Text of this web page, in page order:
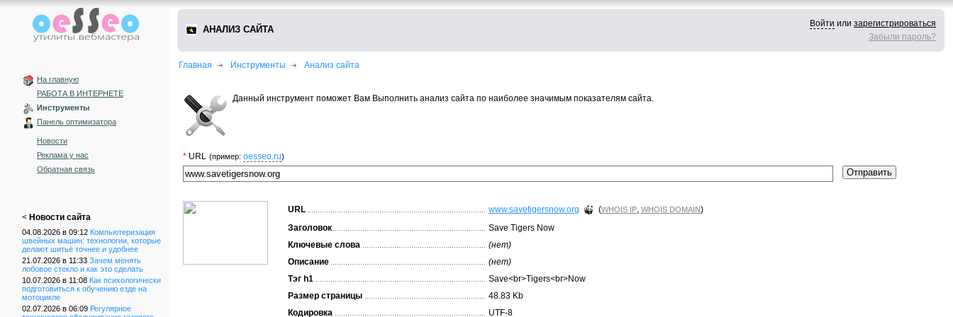
На главную
РАБОТА В ИНТЕРНЕТЕ
Инструменты
Панель оптимизатора
Новости
Реклама у нас
Обратная связь
< Новости сайта
04.08.2026 в 09:12 Компьютеризация
швейных машин: технологии, которые
делают шитьё точнее и удобнее
21.07.2026 в 11:33 Зачем менять
лобовое стекло и как это сделать
10.07.2026 в 11:08 Как психологически
подготовиться к обучению езде на
мотоцикле
02.07.2026 в 06:09 Регулярное
АНАЛИЗ САЙТА
Войти или зарегистрироваться
Забыли пароль?
Главная Инструменты Анализ сайта
Данный инструмент поможет Вам Выполнить анализ сайта по наиболее значимым показателям сайта.
* URL (пример: oesseo.ru)
URL www.savetigersnow.org (WHOIS IP, WHOIS DOMAIN)
Заголовок
Save Tigers Now
Ключевые слова
(нет)
Описание
(нет)
Тэг h1
Save<br>Tigers<br>Now
Размер страницы
48.83 Kb
Кодировка
UTF-8